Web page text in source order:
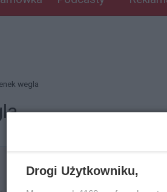
wegla
Drogi Użytkowniku,